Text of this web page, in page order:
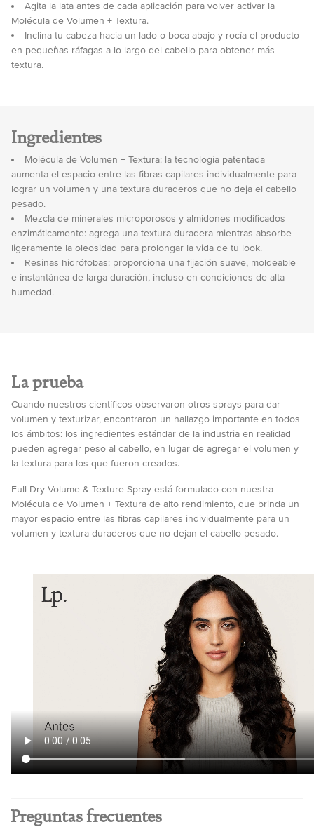
Agita la lata antes de cada aplicación para volver activar la
Molécula de Volumen + Textura.
Inclina tu cabeza hacia un lado o boca abajo y rocía el producto
en pequeñas ráfagas a lo largo del cabello para obtener más
textura.
Ingredientes
Molécula de Volumen + Textura: la tecnología patentada
aumenta el espacio entre las fibras capilares individualmente para
lograr un volumen y una textura duraderos que no deja el cabello
pesado.
Mezcla de minerales microporosos y almidones modificados
enzimáticamente: agrega una textura duradera mientras absorbe
ligeramente la oleosidad para prolongar la vida de tu look.
Resinas hidrófobas: proporciona una fijación suave, moldeable
e instantánea de larga duración, incluso en condiciones de alta
humedad.
La prueba
Cuando nuestros científicos observaron otros sprays para dar
volumen y texturizar, encontraron un hallazgo importante en todos
los ámbitos: los ingredientes estándar de la industria en realidad
pueden agregar peso al cabello, en lugar de agregar el volumen y
la textura para los que fueron creados.
Full Dry Volume & Texture Spray está formulado con nuestra
Molécula de Volumen + Textura de alto rendimiento, que brinda un
mayor espacio entre las fibras capilares individualmente para un
volumen y textura duraderos que no dejan el cabello pesado.
Preguntas frecuentes